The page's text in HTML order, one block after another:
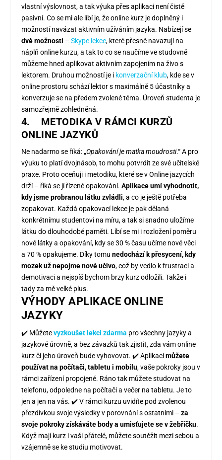
vlastní výslovnost, a tak výuka přes aplikaci není čistě
pasivní. Co se mi ale líbí je, že online kurz je doplněný i
možností navázat aktivním užíváním jazyka. Nabízejí se
dvě možnosti – Skype lekce, které přesně navazují na
náplň online kurzu, a tak to co se naučíme ve studovně
můžeme hned aplikovat aktivním zapojením na živo s
lektorem. Druhou možností je i konverzační klub, kde se v
online prostoru schází lektor s maximálně 5 účastníky a
konverzuje se na předem zvolené téma. Úroveň studenta je
samozřejmě zohledněná.
4. METODIKA V RÁMCI KURZŮ
ONLINE JAZYKŮ
Ne nadarmo se říká:„Opakování je matka moudrosti.“A pro
výuku to platí dvojnásob, to mohu potvrdit ze své učitelské
praxe. Proto oceňuji i metodiku, které se v Online jazycích
drží – říká se jí řízené opakování. Aplikace umí vyhodnotit,
kdy jsme probranou látku zvládli, a co je ještě potřeba
zopakovat. Každá opakovací lekce je pak dělaná
konkrétnímu studentovi na míru, a tak si snadno uložíme
látku do dlouhodobé paměti. Líbí se mi i rozložení poměru
nové látky a opakování, kdy se 30 % času učíme nové věci
a 70 % opakujeme. Díky tomu nedochází k přesycení, kdy
mozek už nepojme nové učivo, což by vedlo k frustraci a
demotivaci a nejspíš bychom brzy kurz odložili. Takže i
tady za mě velké plus.
VÝHODY APLIKACE ONLINE
JAZYKY
✔️ Můžete vyzkoušet lekci zdarma pro všechny jazyky a
jazykové úrovně, a bez závazků tak zjistit, zda vám online
kurz či jeho úroveň bude vyhovovat. ✔️ Aplikacimůžete
používat na počítači, tabletu i mobilu, vaše pokroky jsou v
rámci zařízení propojené. Ráno tak můžete studovat na
telefonu, odpoledne na počítači a večer na tabletu. Je to
jen a jen na vás. ✔️ V rámci kurzu uvidíte pod zvolenou
přezdívkou svoje výsledky v porovnání s ostatními – za
svoje pokroky získáváte body a umisťujete se v žebříčku.
Když mají kurz i vaši přátelé, můžete soutěžit mezi sebou a
vzájemně se ke studiu motivovat.